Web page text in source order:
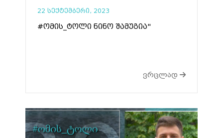
22 სექტემბერი, 2023
#ომის_ტოლი ნინო შამუგია"
ვრცლად